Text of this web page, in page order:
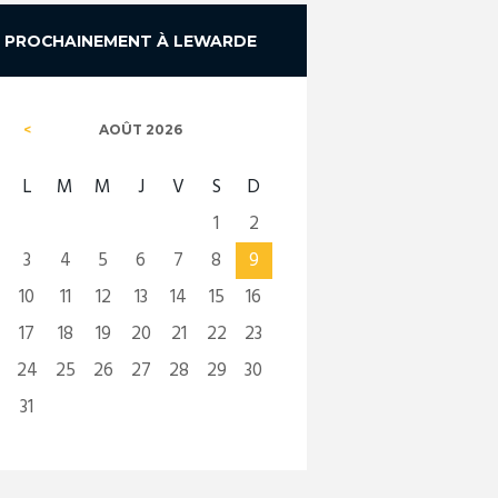
PROCHAINEMENT À LEWARDE
AOÛT 2026
L M M J V S
D
1
2
3
4 5 6 7 8
9
10
11 12 13 14 15
16
17
18 19 20 21 22
23
24
25 26 27 28 29
30
31